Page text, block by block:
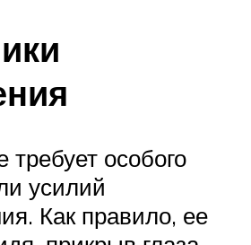
особого
усилий
Как правило, ее